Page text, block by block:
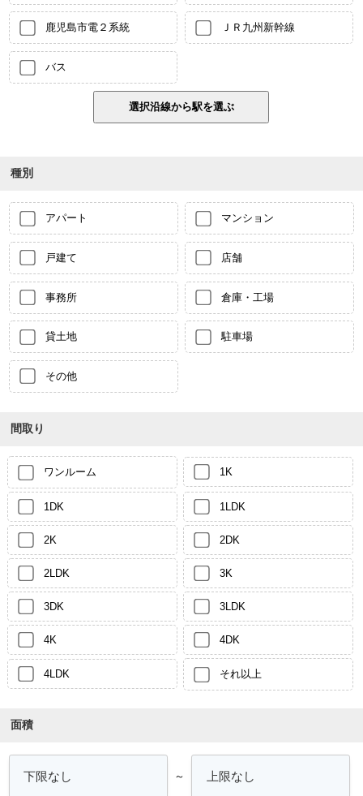
鹿児島市電２系統 ＪＲ九州新幹線
バス
種別
アパート マンション
戸建て 店舗
事務所 倉庫・工場
貸土地 駐車場
その他
間取り
ワンルーム 1K
1DK 1LDK
2K 2DK
2LDK 3K
3DK 3LDK
4K 4DK
4LDK それ以上
面積
～